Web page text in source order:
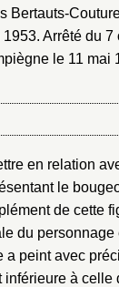
Bertauts-
Arrêté du
le 11 mai
en relation
le
de cette
du
a peint avec
à celle